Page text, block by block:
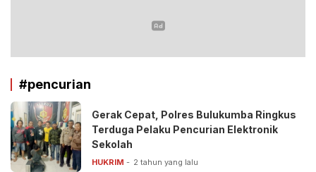
#pencurian
Gerak Cepat, Polres Bulukumba Ringkus
Terduga Pelaku Pencurian Elektronik
Sekolah
HUKRIM 2 tahun yang lalu